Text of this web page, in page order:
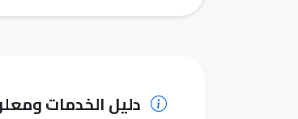
دليل الخدمات